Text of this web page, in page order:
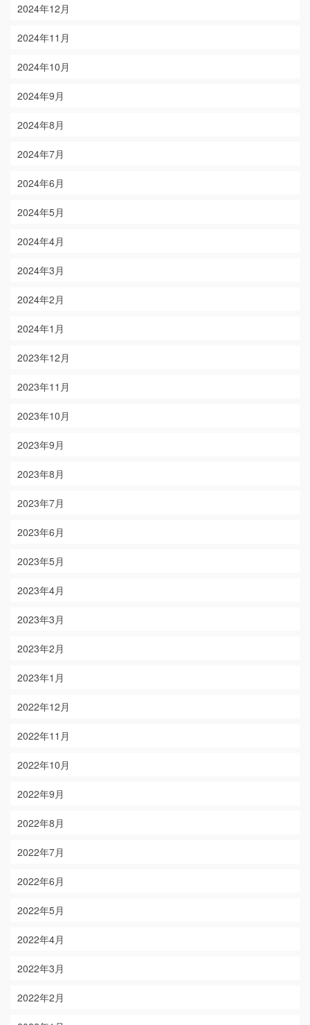
2024年12月
2024年11月
2024年10月
2024年9月
2024年8月
2024年7月
2024年6月
2024年5月
2024年4月
2024年3月
2024年2月
2024年1月
2023年12月
2023年11月
2023年10月
2023年9月
2023年8月
2023年7月
2023年6月
2023年5月
2023年4月
2023年3月
2023年2月
2023年1月
2022年12月
2022年11月
2022年10月
2022年9月
2022年8月
2022年7月
2022年6月
2022年5月
2022年4月
2022年3月
2022年2月